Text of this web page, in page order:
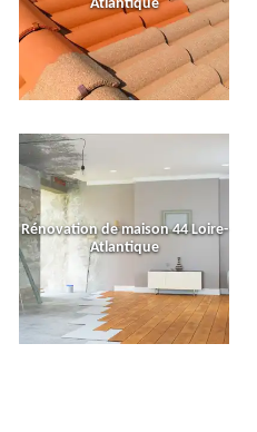
Atlantique
Rénovation de maison 44 Loire-
Atlantique